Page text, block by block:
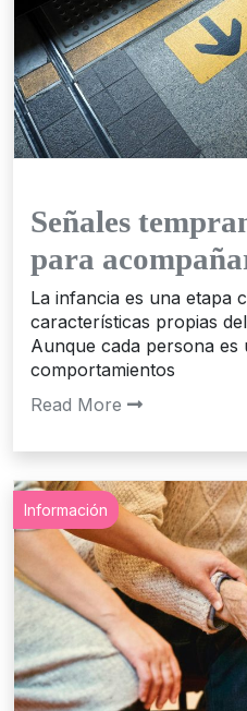
Señales
para
La infancia es una etapa
características propias
Aunque cada persona es
comportamientos
Read More
Información